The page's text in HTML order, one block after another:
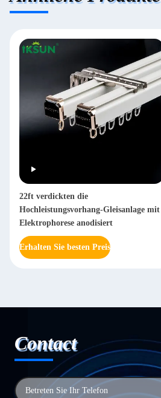
22ft verdickten die
Hochleistungsvorhang-Gleisanlage mit
Elektrophorese anodisiert
Erhalten Sie besten Preis
Contact